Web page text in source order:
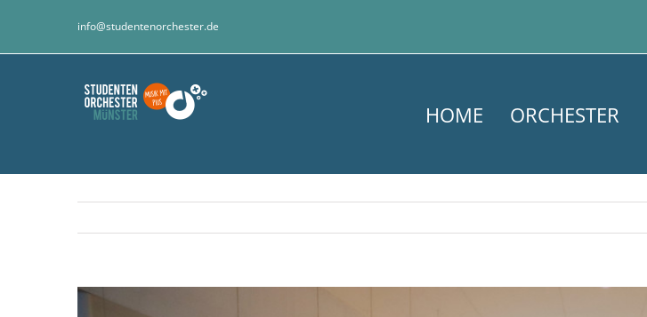
info@studentenorchester.de
HOME ORCHESTER
Zeige